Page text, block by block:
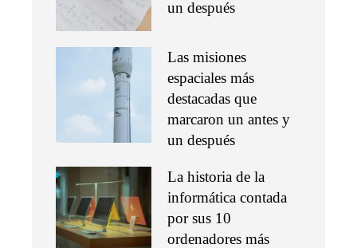
un después
Las misiones
espaciales más
destacadas que
marcaron un antes y
un después
La historia de la
informática contada
por sus 10
ordenadores más